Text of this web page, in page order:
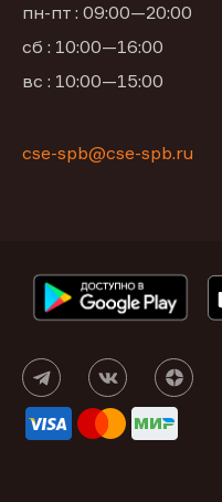
пн-пт : 09:00—20:00
сб : 10:00—16:00
вс : 10:00—15:00
cse-spb@cse-spb.ru